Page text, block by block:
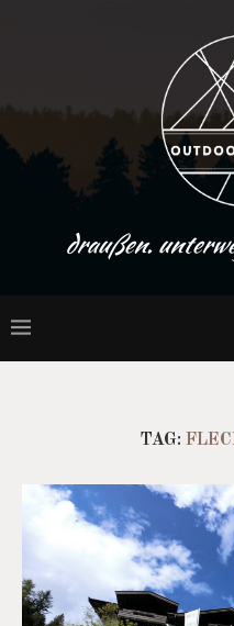
draußen.
TAG: